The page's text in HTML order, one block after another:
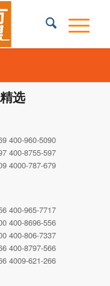
选
400-960-5090
400-8755-597
4000-787-679
400-965-7717
400-8696-556
400-806-7337
400-8797-566
4009-621-266